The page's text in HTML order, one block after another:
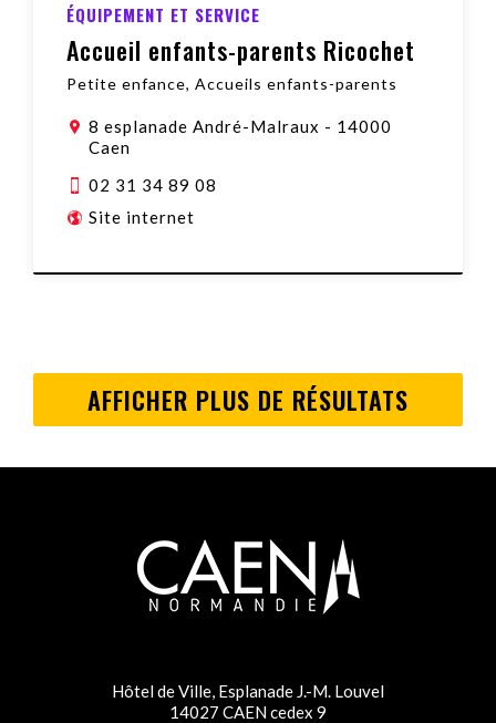
ÉQUIPEMENT ET SERVICE
Accueil enfants-parents Ricochet
Petite enfance, Accueils enfants-parents
8 esplanade André-Malraux - 14000
Caen
02 31 34 89 08
Site internet
AFFICHER PLUS DE RÉSULTATS
Hôtel de Ville, Esplanade J.-M. Louvel
14027 CAEN cedex 9